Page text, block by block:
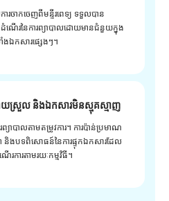
រចាកចេញពីមន្ទីរពេទ្យ ទទួលបាន
ដំណើរនៃការព្យាបាលដោយមានជំនួយក្នុង
ងឯកសារផ្សេងៗ។
ាយស្រួល និងឯកសារមិនស្មុគស្មាញ
យាបាលតាមតម្រូវការ។ ការប៉ាន់ប្រមាណ
ងបទពិសោធន៍នៃការផ្ទុកឯកសារដែល
រការតាមរយៈកម្មវិធី។